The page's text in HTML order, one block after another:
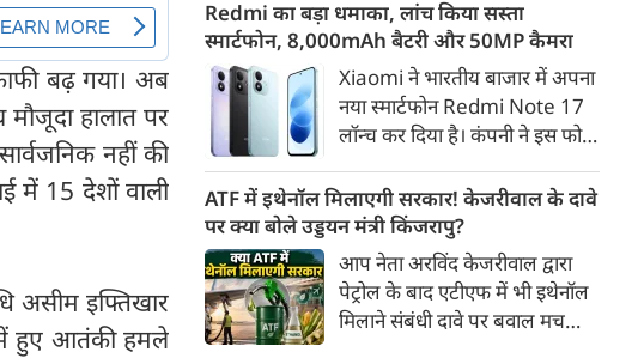
बढ़ गया। अब
मौजूदा हालात पर
नहीं की
में 15 देशों वाली
असीम इफ्तिखार
हुए आतंकी हमले
पेश किया है। Trion की शुरुआती
कीमत 99,999 रुपए (एक्स-शोरूम,
बेंगलुरु) रखी गई है। फिलहाल इसकी
बुकिंग बेंगलुरु के ग्राहकों के लिए
कंपनी की आधिकारिक वेबसाइट के
जरिए शुरू की गई है। आने वाले समय
में इसे दूसरे शहरों में भी उपलब्ध
कराया जाएगा।
Redmi का बड़ा धमाका, लांच किया सस्ता
स्मार्टफोन, 8,000mAh बैटरी और 50MP कैमरा
Xiaomi ने भारतीय बाजार में अपना
नया स्मार्टफोन Redmi Note 17
लॉन्च कर दिया है। कंपनी ने इस फोन
डिस्प्ले, 8,000mAh की बड़ी बैटरी
और Qualcomm Snapdragon
चिपसेट के साथ पेश किया है। फोन में
50MP का मेन कैमरा दिया गया है।
इसके अलावा Redmi Note 17 में
Corning Gorilla Glass 7i
ATF में इथेनॉल मिलाएगी सरकार! केजरीवाल के दावे
पर क्या बोले उड्डयन मंत्री किंजरापु?
आप नेता अरविंद केजरीवाल द्वारा
पेट्रोल के बाद एटीएफ में भी इथेनॉल
मिलाने संबंधी दावे पर बवाल मच